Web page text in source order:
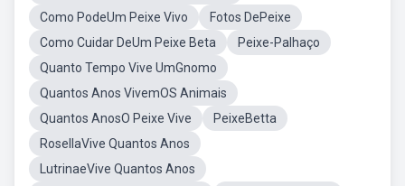
Como PodeUm Peixe Vivo
Fotos DePeixe
Como Cuidar DeUm Peixe Beta
Peixe-Palhaço
Quanto Tempo Vive UmGnomo
Quantos Anos VivemOS Animais
Quantos AnosO Peixe Vive
PeixeBetta
RosellaVive Quantos Anos
LutrinaeVive Quantos Anos